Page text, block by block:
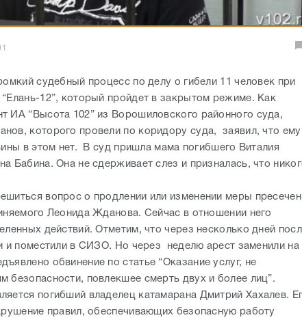
“Елань-12”, который пройдет в закрытом режиме. Как
ИА “Высота 102” из Ворошиловского районного суда,
которого провели по коридору суда, заявил, что ему